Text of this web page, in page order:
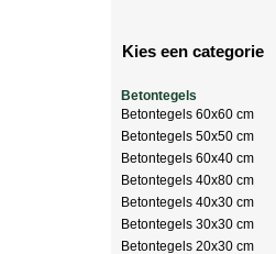
Kies een categorie
Betontegels
Betontegels 60x60 cm
Betontegels 50x50 cm
Betontegels 60x40 cm
Betontegels 40x80 cm
Betontegels 40x30 cm
Betontegels 30x30 cm
Betontegels 20x30 cm